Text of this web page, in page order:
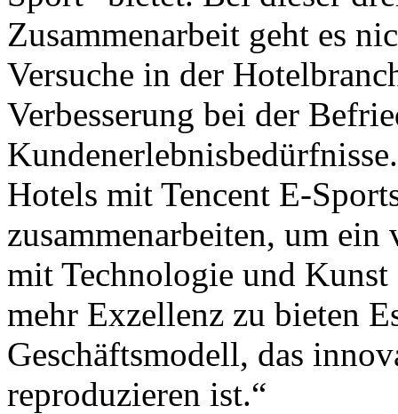
Zusammenarbeit geht es
Versuche in der
Verbesserung bei der
Hotels mit Tencent E-
zusammenarbeiten, um
mit Technologie und Kunst
mehr Exzellenz zu bieten
Geschäftsmodell, das
reproduzieren ist.“